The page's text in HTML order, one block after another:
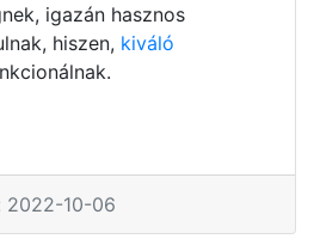
igazán hasznos
hiszen, kiváló
2022-10-06